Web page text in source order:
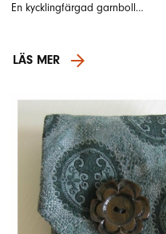
En kycklingfärgad garnboll…
LÄS MER